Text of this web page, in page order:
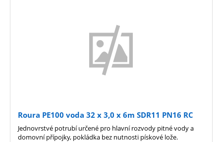
Roura PE100 voda 32 x 3,0 x 6m SDR11 PN16 RC
Jednovrstvé potrubí určené pro hlavní rozvody pitné vody a
domovní přípojky, pokládka bez nutnosti pískové lože.